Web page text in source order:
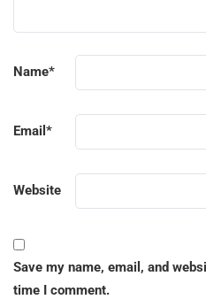
Name*
Email *
Website
Save my name, email, and
time I comment.